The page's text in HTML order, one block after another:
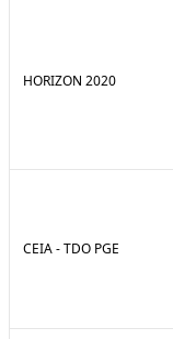
HORIZON 2020
CEIA - TDO PGE